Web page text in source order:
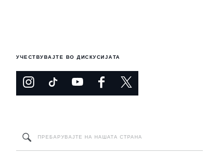
УЧЕСТВУВАЈТЕ ВО ДИСКУСИЈАТА